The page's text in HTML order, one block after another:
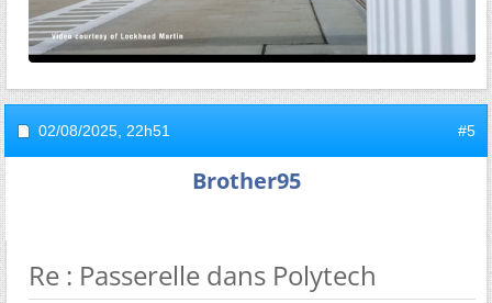
02/08/2025, 22h51 #5
Brother95
Re : Passerelle dans Polytech